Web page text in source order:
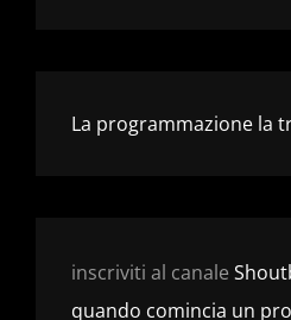
La programmazione la
inscriviti al canale
quando comincia un